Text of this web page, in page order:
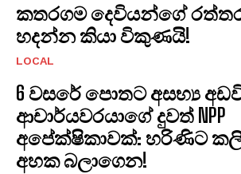
කතරගම දෙවියන්ගේ
හදන්න කියා විකුණයි!
LOCAL
6 වසරේ පොතට අසභ්‍ය අඩවි
ආචාර්යවරයාගේ දුවත් NPP
අපේක්ෂිකාවක්: හරිණිට
අහක බලාගෙන!